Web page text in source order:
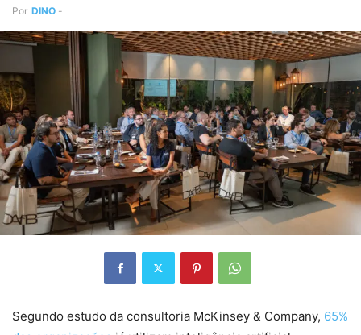
Por DINO -
Segundo estudo da consultoria McKinsey & Company, 65%